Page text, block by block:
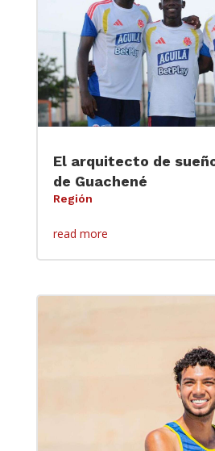
El arquitecto de
de Guachené
Región
read more